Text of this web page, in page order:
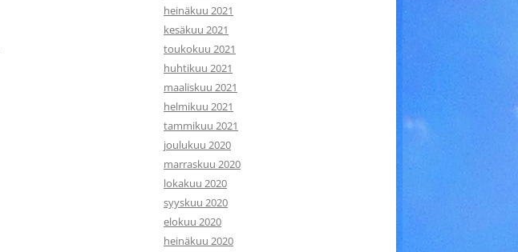
heinäkuu 2021
kesäkuu 2021
toukokuu 2021
huhtikuu 2021
maaliskuu 2021
helmikuu 2021
tammikuu 2021
joulukuu 2020
marraskuu 2020
lokakuu 2020
syyskuu 2020
elokuu 2020
heinäkuu 2020